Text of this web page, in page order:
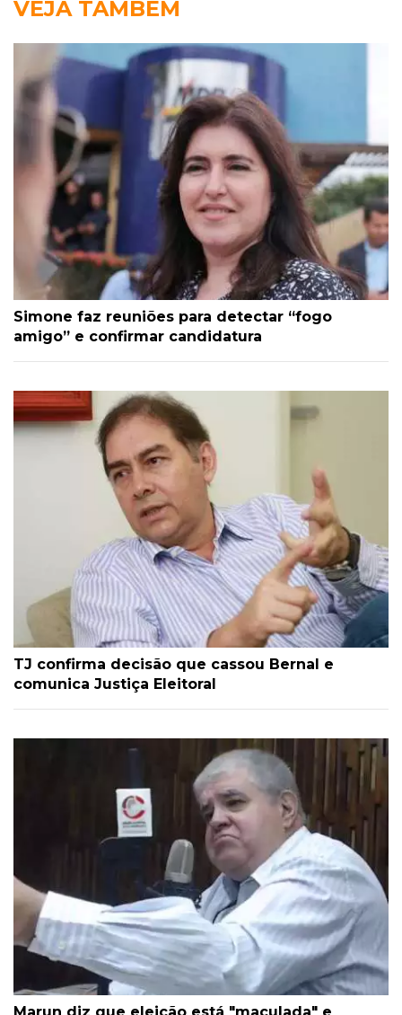
VEJA TAMBÉM
Simone faz reuniões para detectar “fogo
amigo” e confirmar candidatura
TJ confirma decisão que cassou Bernal e
comunica Justiça Eleitoral